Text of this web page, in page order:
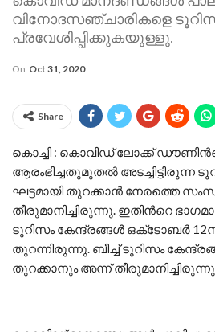
വിനോദസഞ്ചാരികളെ
പ്രവേശിപ്പിക്കുകയുള്ളു.
On Oct 31, 2020
Share
കൊച്ചി : കൊവിഡ് ലോക്ക്
ആരംഭിച്ചതുമുതല്‍ അടച്ചിട്ടിരുന്ന
ഘട്ടമായി തുറക്കാന്‍ നേരത്തെ
തീരുമാനിച്ചിരുന്നു. ഇതിന്‍റെ
ടൂറിസം കേന്ദ്രങ്ങള്‍ ഒക്‌ടോബര്‍
തുറന്നിരുന്നു. ബീച്ച് ടൂറിസം
തുറക്കാനും അന്ന്